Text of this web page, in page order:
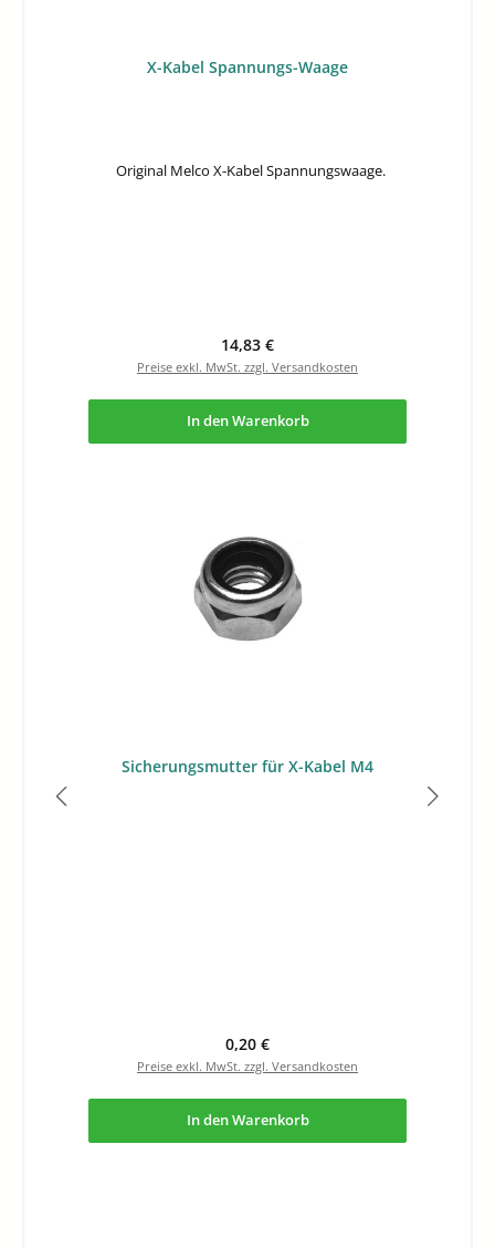
X-Kabel Spannungs-Waage
Original Melco X-Kabel Spannungswaage.
Regulärer Preis:
14,83 €
Preise exkl. MwSt. zzgl. Versandkosten
In den Warenkorb
Sicherungsmutter für X-Kabel M4
Regulärer Preis:
0,20 €
Preise exkl. MwSt. zzgl. Versandkosten
In den Warenkorb